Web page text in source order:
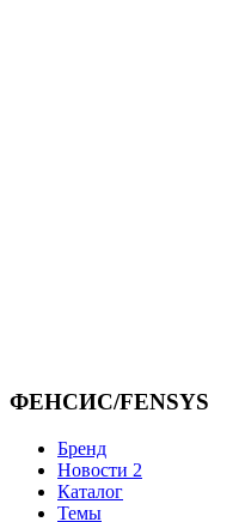
ФЕНСИС/FENSYS
Бренд
Новости 2
Каталог
Темы